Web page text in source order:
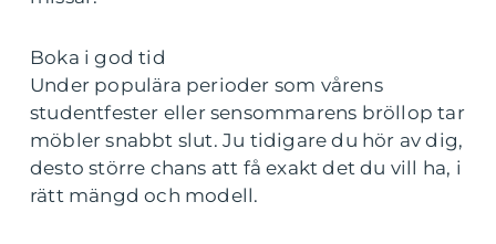
Boka i god tid
Under populära perioder som vårens
studentfester eller sensommarens bröllop tar
möbler snabbt slut. Ju tidigare du hör av dig,
desto större chans att få exakt det du vill ha, i
rätt mängd och modell.